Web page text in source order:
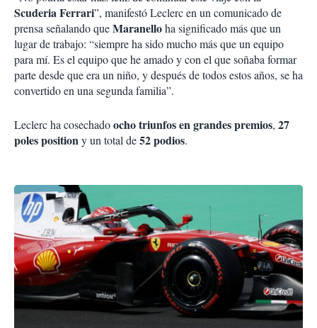
Scuderia Ferrari”, manifestó Leclerc en un comunicado de
prensa señalando queMaranelloha significado más que un
lugar de trabajo: “siempre ha sido mucho más que un equipo
para mí. Es el equipo que he amado y con el que soñaba formar
parte desde que era un niño, y después de todos estos años, se ha
convertido en una segunda familia”.
Leclerc ha cosechadoocho triunfos en grandes premios, 27
poles positiony un total de52 podios.